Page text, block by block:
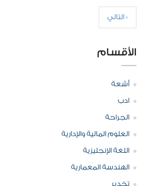
التالي »
الأقسام
أشعة
ادب
الجراحة
العلوم المالية والإدارية
اللغة الإنجليزية
الهندسة المعمارية
تخدير